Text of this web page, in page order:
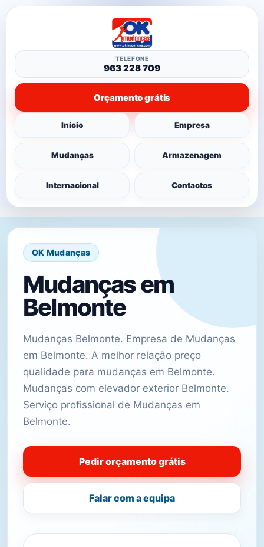
Início Empresa
Mudanças Armazenagem
Internacional Contactos
TELEFONE
963 228 709
Orçamento grátis
OK Mudanças
Mudanças em
Belmonte
Mudanças Belmonte. Empresa de Mudanças
em Belmonte. A melhor relação preço
qualidade para mudanças em Belmonte.
Mudanças com elevador exterior Belmonte.
Serviço profissional de Mudanças em
Belmonte.
Pedir orçamento grátis
Falar com a equipa